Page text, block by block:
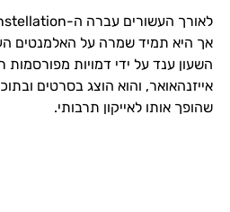
אך היא תמיד שמרה על האלמנטים
השעון ענד על ידי דמויות מפורסמות
אייזנהאואר, והוא הוצג בסרטים
שהופך אותו לאייקון תרבותי.